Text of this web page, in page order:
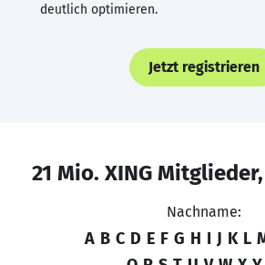
deutlich optimieren.
Jetzt registrieren
21 Mio. XING
Nachname:
A B C D E F G H I J K L